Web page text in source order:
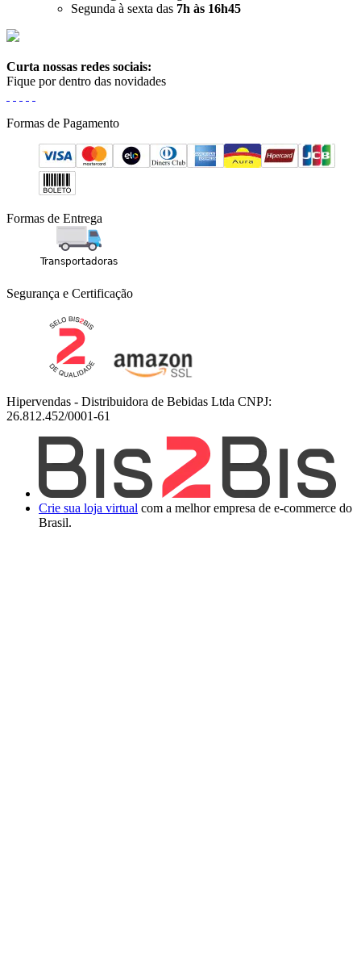
Segunda à sexta das 7h às 16h45
Curta nossas redes sociais:
Fique por dentro das novidades
Formas de Pagamento
Formas de Entrega
Segurança e Certificação
Hipervendas - Distribuidora de Bebidas Ltda CNPJ:
26.812.452/0001-61
Crie sua loja virtual com a melhor empresa de e-commerce do
Brasil.